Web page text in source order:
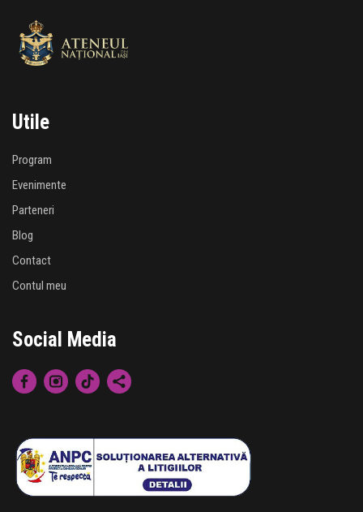
Utile
Program
Evenimente
Parteneri
Blog
Contact
Contul meu
Social Media